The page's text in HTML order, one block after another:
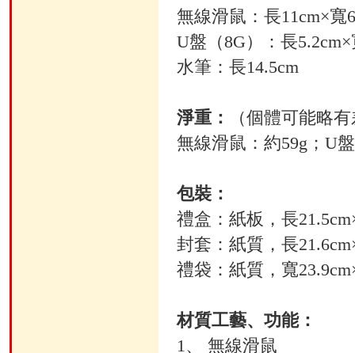
無線滑鼠：長11cm×寬
U盤（8G）：長
水筆：長14.5cm
淨重：
（個體可能略
無線滑鼠：約59g；U
包裝：
禮盒：紙板，長
封套：紙質，長
禮袋：紙質，寬
材質工藝、功能：
1、 無線滑鼠